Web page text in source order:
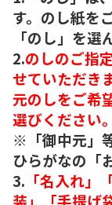
す。のし紙を
「のし」を選
2.のしのご指
せていただき
元のしをご希
選びください。
※「御中元」
ひらがなの「
3. 「名入れ」
装」「手提げ